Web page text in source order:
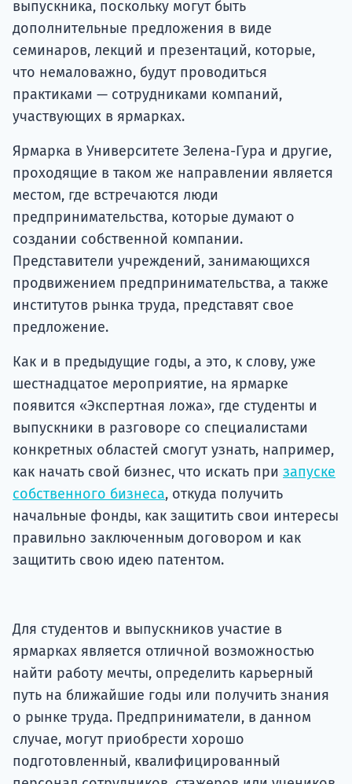
выпускника, поскольку могут быть
дополнительные предложения в виде
семинаров, лекций и презентаций, которые,
что немаловажно, будут проводиться
практиками — сотрудниками компаний,
участвующих в ярмарках.
Ярмарка в Университете Зелена-Гура и другие,
проходящие в таком же направлении является
местом, где встречаются люди
предпринимательства, которые думают о
создании собственной компании.
Представители учреждений, занимающихся
продвижением предпринимательства, а также
институтов рынка труда, представят свое
предложение.
Как и в предыдущие годы, а это, к слову, уже
шестнадцатое мероприятие, на ярмарке
появится «Экспертная ложа», где студенты и
выпускники в разговоре со специалистами
конкретных областей смогут узнать, например,
как начать свой бизнес, что искать при запуске
собственного бизнеса, откуда получить
начальные фонды, как защитить свои интересы
правильно заключенным договором и как
защитить свою идею патентом.
Для студентов и выпускников участие в
ярмарках является отличной возможностью
найти работу мечты, определить карьерный
путь на ближайшие годы или получить знания
о рынке труда. Предприниматели, в данном
случае, могут приобрести хорошо
подготовленный, квалифицированный